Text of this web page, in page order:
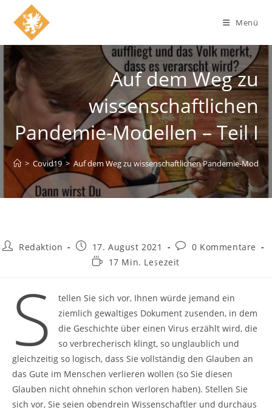
Inhalt
springen
Menü
Auf dem Weg zu
wissenschaftlichen
Pandemie-Modellen – Teil I
> Covid19 > Auf dem Weg zu wissenschaftlichen Pandemie-
Beitrags-
Redaktion
Beitrag
veröffentlicht:
17. August 2021
Beitrags-
Kommentare:
0 Kommentare
Lesedauer:
17 Min. Lesezeit
S
tellen Sie sich vor, Ihnen würde jemand ein
ziemlich gewaltiges Dokument zusenden, in dem
die Geschichte über einen Virus erzählt wird, die
so verbrecherisch klingt, so unglaublich und
gleichzeitig so logisch, dass Sie vollständig den Glauben an
das Gute im Menschen verlieren wollen (so Sie diesen
Glauben nicht ohnehin schon verloren haben). Stellen Sie
sich vor, Sie seien obendrein Wissenschaftler und durchaus